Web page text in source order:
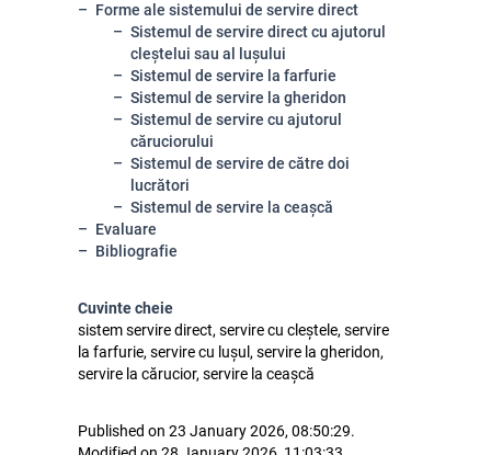
Forme ale sistemului de servire direct
Sistemul de servire direct cu ajutorul
cleștelui sau al lușului
Sistemul de servire la farfurie
Sistemul de servire la gheridon
Sistemul de servire cu ajutorul
căruciorului
Sistemul de servire de către doi
lucrători
Sistemul de servire la ceașcă
Evaluare
Bibliografie
Cuvinte cheie
sistem servire direct, servire cu cleștele, servire
la farfurie, servire cu lușul, servire la gheridon,
servire la cărucior, servire la ceașcă
Published on 23 January 2026, 08:50:29.